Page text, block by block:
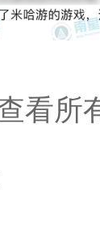
看所